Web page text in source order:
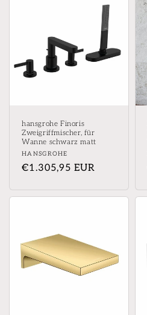
hansgrohe Finoris
Zweigriffmischer, für
Wanne schwarz matt
Anbieter:
HANSGROHE
Normaler
€1.305,95 EUR